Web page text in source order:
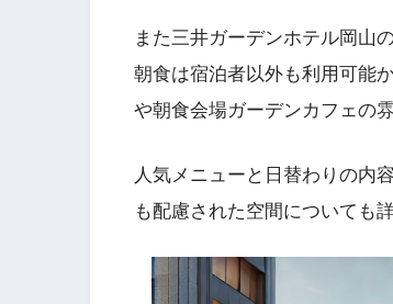
また三井ガーデンホテル岡山
朝食は宿泊者以外も利用可能
や朝食会場ガーデンカフェの
人気メニューと日替わりの内
も配慮された空間についても